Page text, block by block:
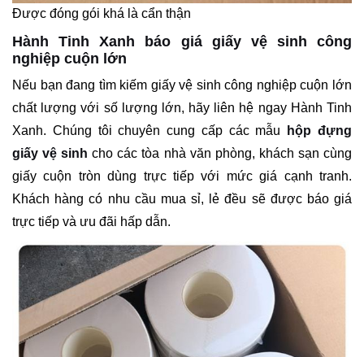
Được đóng gói khá là cẩn thận
Hành Tinh Xanh báo giá giấy vệ sinh công
nghiệp cuộn lớn
Nếu bạn đang tìm kiếm giấy vệ sinh công nghiệp cuộn lớn
chất lượng với số lượng lớn, hãy liên hệ ngay Hành Tinh
Xanh. Chúng tôi chuyên cung cấp các mẫu
hộp đựng
giấy vệ sinh cho các tòa nhà văn phòng, khách sạn cùng
giấy cuộn tròn dùng trực tiếp với mức giá cạnh tranh.
Khách hàng có nhu cầu mua sỉ, lẻ đều sẽ được báo giá
trực tiếp và ưu đãi hấp dẫn.